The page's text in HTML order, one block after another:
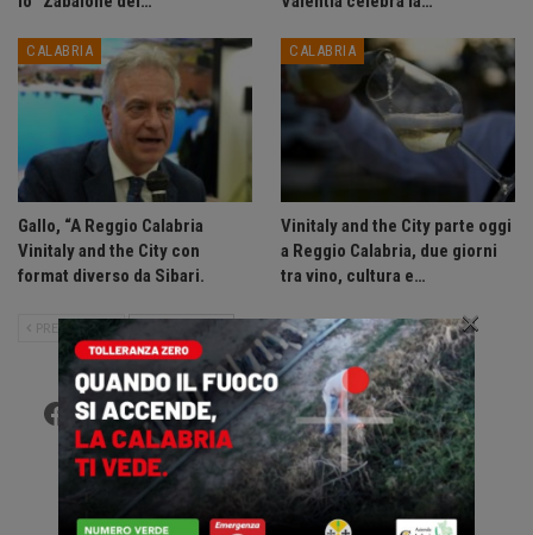
CALABRIA
Gallo, “A Reggio Calabria
Vinitaly and the City con
format diverso da Sibari.
CALABRIA
Vinitaly and the City parte oggi
a Reggio Calabria, due giorni
tra vino, cultura e…
PRECEDENTE
Facebook
Twitter
×